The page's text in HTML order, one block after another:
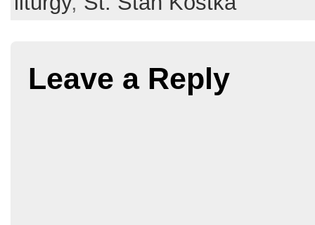
Leave a Reply